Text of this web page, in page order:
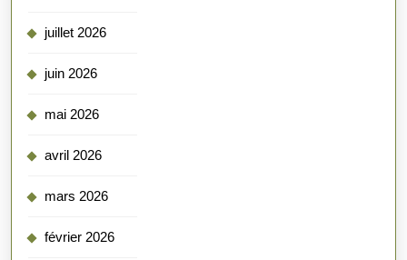
juillet 2026
juin 2026
mai 2026
avril 2026
mars 2026
février 2026